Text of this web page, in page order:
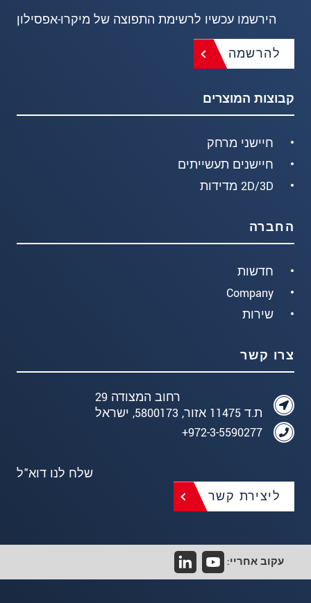
הירשמו עכשיו לרשימת התפוצה של מיקרו-אפסילון
להרשמה
קבוצות המוצרים
חיישני מרחק
חיישנים תעשייתים
2D/3D מדידות
החברה
חדשות
Company
שירות
צרו קשר
רחוב המצודה 29
ת.ד 11475 אזור, 5800173, ישראל
972-3-5590277+
שלח לנו דוא"ל
ליצירת קשר
עקוב אחריי: